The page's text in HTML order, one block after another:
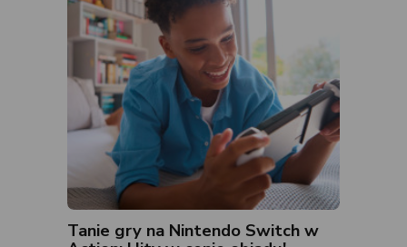
Tanie gry na Nintendo Switch w